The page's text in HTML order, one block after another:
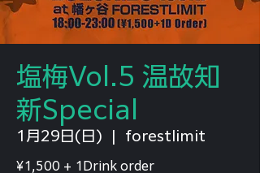
塩梅Vol.5 温故知
新Special
1月29日(日) forestlimit
¥1,500 + 1Drink order